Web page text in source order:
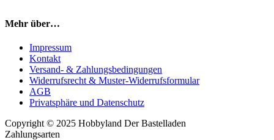
Mehr über…
Impressum
Kontakt
Versand- & Zahlungsbedingungen
Widerrufsrecht & Muster-Widerrufsformular
AGB
Privatsphäre und Datenschutz
Copyright © 2025 Hobbyland Der Bastelladen
Zahlungsarten